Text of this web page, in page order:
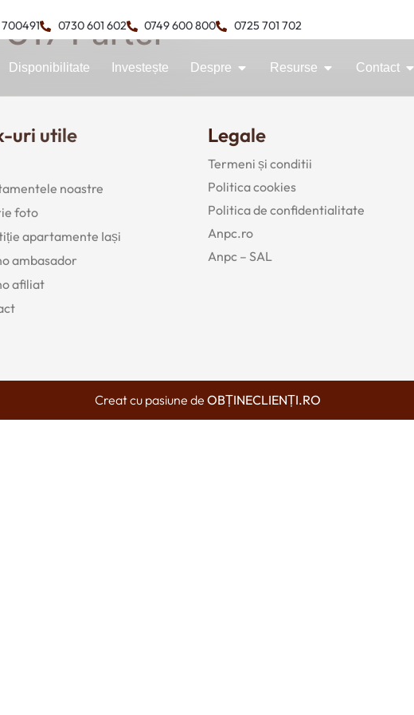
0730 601 602 0749 600 800 0725 701 702
Disponibilitate Investește Despre Resurse Contact
Parter
uri utile
noastre
foto
apartamente Iași
ambasador
afiliat
Legale
Termeni și conditii
Politica cookies
Politica de confidentialitate
Anpc.ro
Anpc – SAL
Creat cu pasiune de OBȚINECLIENȚI.RO